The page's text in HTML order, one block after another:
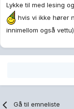
Lykke til med lesing
hvis vi ikke hører
innimellom også vettu)
Gå til emneliste